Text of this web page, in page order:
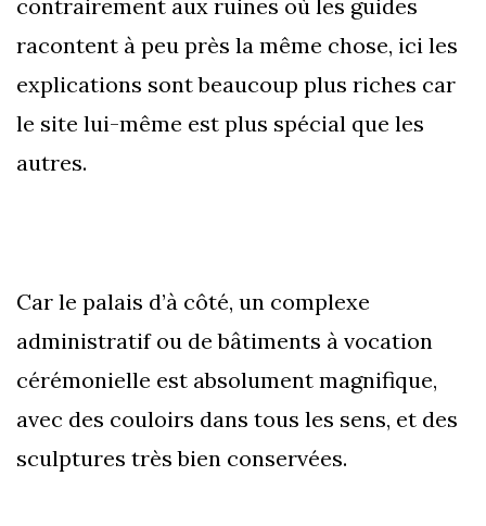
contrairement aux ruines où les guides
racontent à peu près la même chose, ici les
explications sont beaucoup plus riches car
le site lui-même est plus spécial que les
autres.
Car le palais d’à côté, un complexe
administratif ou de bâtiments à vocation
cérémonielle est absolument magnifique,
avec des couloirs dans tous les sens, et des
sculptures très bien conservées.